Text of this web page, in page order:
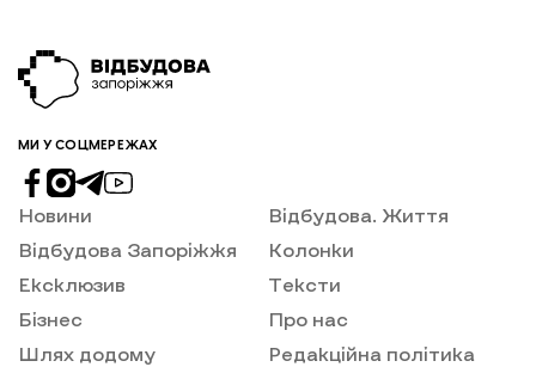
МИ У СОЦМЕРЕЖАХ
Новини
Відбудова Запоріжжя
Ексклюзив
Бізнес
Шлях додому
Відбудова. Життя
Колонки
Тексти
Про нас
Редакційна політика